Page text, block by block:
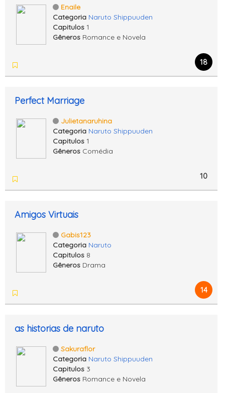
Enaile
Categoria Naruto Shippuuden
Capitulos 1
Gêneros Romance e Novela
18
Perfect Marriage
Julietanaruhina
Categoria Naruto Shippuuden
Capitulos 1
Gêneros Comédia
10
Amigos Virtuais
Gabis123
Categoria Naruto
Capitulos 8
Gêneros Drama
14
as historias de naruto
Sakuraflor
Categoria Naruto Shippuuden
Capitulos 3
Gêneros Romance e Novela